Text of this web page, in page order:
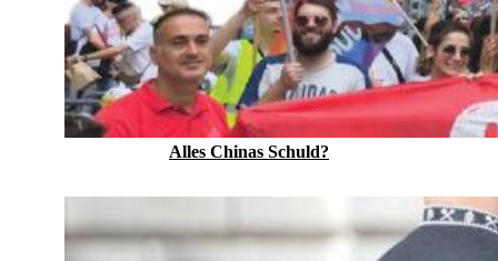
Alles Chinas Schuld?